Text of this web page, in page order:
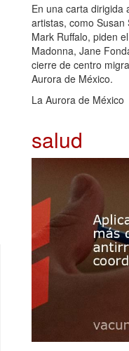
En una carta dirigida
artistas, como
Mark Ruffalo, piden
Madonna, Jane
cierre de centro
Aurora de México.
La Aurora de México
salud